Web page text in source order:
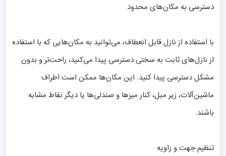
دسترسی به مکان‌های محدود
با استفاده از نازل قابل انعطاف، می‌توانید به مکان‌هایی که با استفاده
از نازل‌های ثابت به سختی دسترسی پیدا می‌کنید، راحت‌تر و بدون
مشکل دسترسی پیدا کنید. این مکان‌ها ممکن است اطراف
ماشین‌آلات، زیر مبل، کنار میزها و صندلی‌ها یا دیگر نقاط مشابه
باشند.
تنظیم جهت و زاویه